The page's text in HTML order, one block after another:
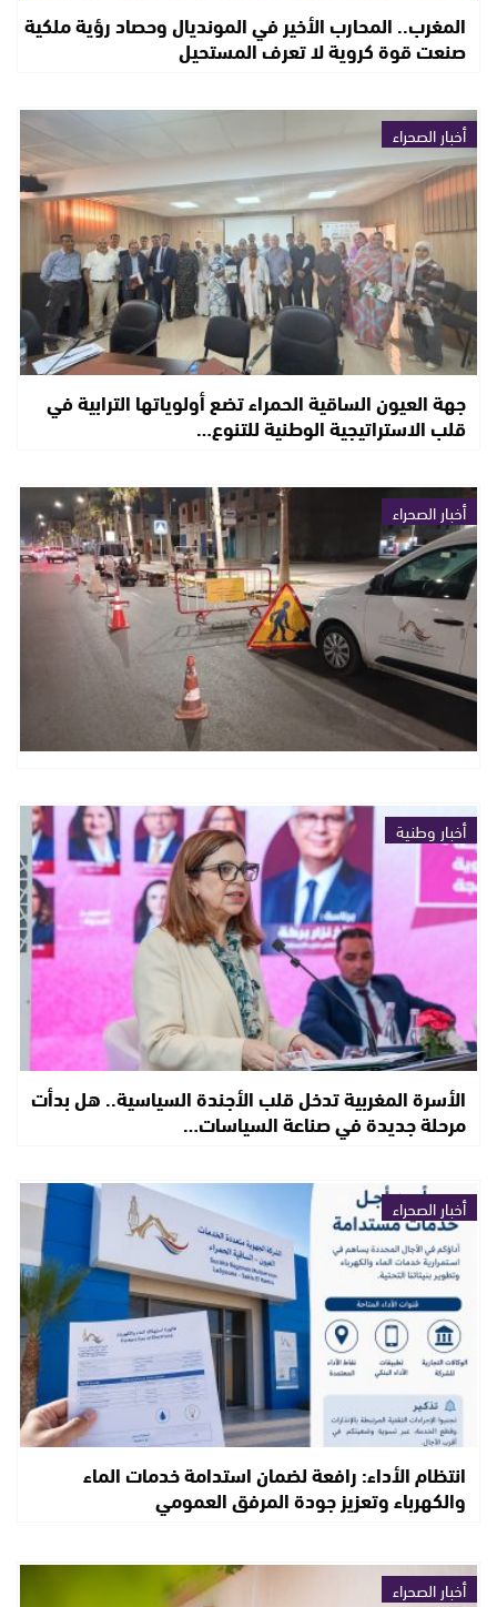
المغرب.. المحارب الأخير في المونديال وحصاد رؤية ملكية
صنعت قوة كروية لا تعرف المستحيل
أخبار الصحراء
جهة العيون الساقية الحمراء تضع أولوياتها الترابية في
قلب الاستراتيجية الوطنية للتنوع…
أخبار الصحراء
أخبار وطنية
الأسرة المغربية تدخل قلب الأجندة السياسية.. هل بدأت
مرحلة جديدة في صناعة السياسات…
أخبار الصحراء
انتظام الأداء: رافعة لضمان استدامة خدمات الماء
والكهرباء وتعزيز جودة المرفق العمومي
أخبار الصحراء